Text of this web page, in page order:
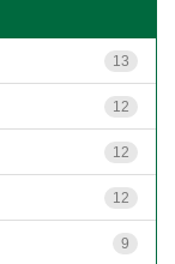
13
12
12
12
9